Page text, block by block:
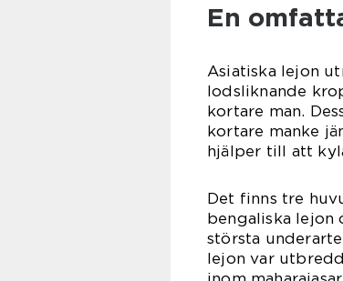
En
Asiatiska lejon
lodsliknande
kortare man.
kortare manke
hjälper till att
Det finns tre
bengaliska lejon
största
lejon var